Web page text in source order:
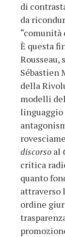
di
da
È questa
Rousseau,
Sébastien
della
modelli
linguaggio
discorso al
critica
quanto
attraverso
ordine